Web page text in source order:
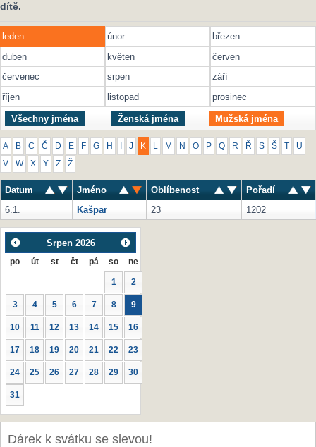
dítě.
leden únor
březen
duben
květen
červen
červenec
srpen
září
říjen
listopad prosinec
Všechny jména Ženská jména Mužská jména
A B C Č D E F G H J K M N O P Q R Ř S Š U
V W X Y Z Ž
Datum Jméno Oblíbenost
Pořadí
6.1.
Kašpar 23 1202
Srpen 2026
po út st čt pá so ne
1 2
3 4 5 6 7 8 9
10 11 12 13 14 15 16
17 18 19 20 21 22 23
24 25 26 27 28 29 30
31
Dárek k svátku se slevou!